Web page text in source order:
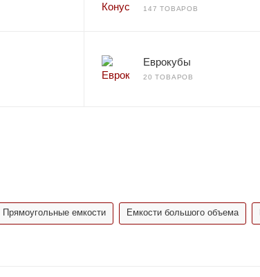
147 ТОВАРОВ
Еврокубы
20 ТОВАРОВ
Прямоугольные емкости Емкости большого объема